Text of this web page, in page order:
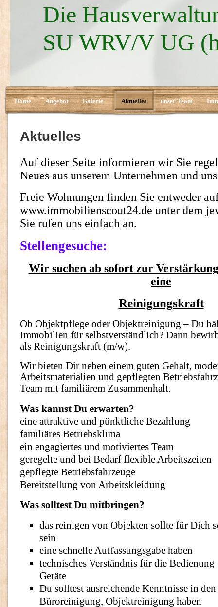
Die
SU WRV/V UG
Home Angebot Galerie Aktuelles unser Team
Aktuelles
Auf dieser Seite informieren wir Sie
Neues aus unserem Unternehmen und
Freie Wohnungen finden Sie entweder
www.immobilienscout24.de unter dem
Sie rufen uns einfach an.
Stellengesuche:
Wir suchen ab sofort zur Verstärkung
eine
Reinigungskraft
Ob Objektpflege oder Objektreinigung – Du
Immobilien für selbstverständlich? Dann
als Reinigungskraft (m/w).
Wir bieten Dir neben einem guten Gehalt,
Arbeitsmaterialien und gepflegten
Team mit familiärem Zusammenhalt.
Was kannst Du erwarten?
eine attraktive und pünktliche Bezahlung
familiäres Betriebsklima
ein engagiertes und motiviertes Team
geregelte und bei Bedarf flexible Arbeitszeiten
gepflegte Betriebsfahrzeuge
Bereitstellung von Arbeitskleidung
Was solltest Du mitbringen?
das reinigen von Objekten sollte für Dich
sein
eine schnelle Auffassungsgabe haben
technisches Verständnis für die
Geräte
Du solltest ausreichende Kenntnisse in
Büroreinigung, Objektreinigung haben